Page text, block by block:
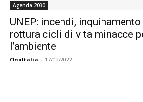
Agenda 2030
UNEP: incendi,
rottura cicli di vita minacce
l’ambiente
OnuItalia - 17/02/2022